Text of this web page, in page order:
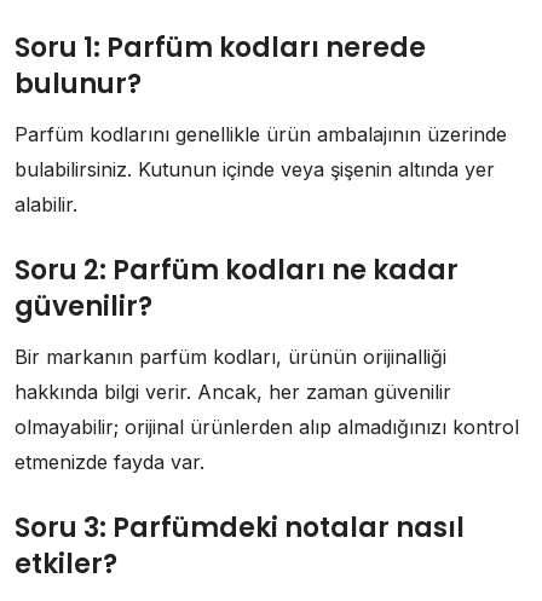
Soru 1: Parfüm kodları nerede
bulunur?
Parfüm kodlarını genellikle ürün ambalajının üzerinde
bulabilirsiniz. Kutunun içinde veya şişenin altında yer
alabilir.
Soru 2: Parfüm kodları ne kadar
güvenilir?
Bir markanın parfüm kodları, ürünün orijinalliği
hakkında bilgi verir. Ancak, her zaman güvenilir
olmayabilir; orijinal ürünlerden alıp almadığınızı kontrol
etmenizde fayda var.
Soru 3: Parfümdeki notalar nasıl
etkiler?